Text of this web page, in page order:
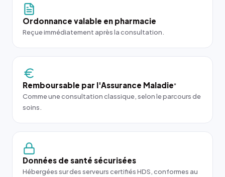
Ordonnance valable en pharmacie
Reçue immédiatement après la consultation.
Remboursable par l'Assurance Maladie*
Comme une consultation classique, selon le parcours de
soins.
Données de santé sécurisées
Hébergées sur des serveurs certifiés HDS, conformes au